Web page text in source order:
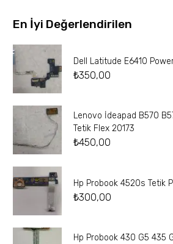
En İyi Değerlendirilen
Dell Latitude E6410
₺350,00
Lenovo İdeapad B570
Tetik Flex 20173
₺450,00
Hp Probook 4520s Tetik
₺300,00
Hp Probook 430 G5 435